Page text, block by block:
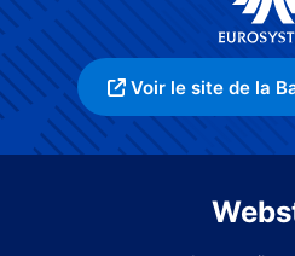
Voir le site de la